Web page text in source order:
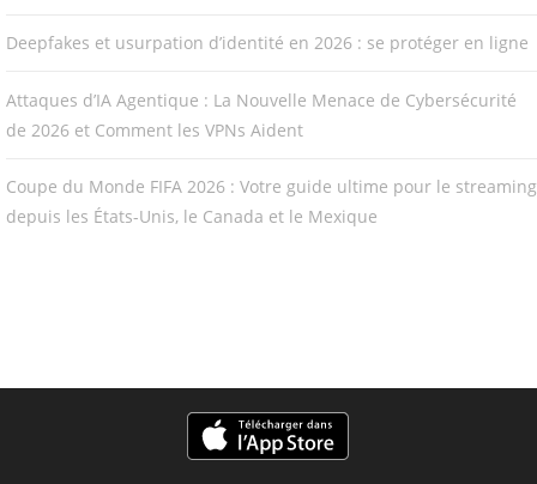
Deepfakes et usurpation d’identité en 2026 : se protéger en ligne
Attaques d’IA Agentique : La Nouvelle Menace de Cybersécurité
de 2026 et Comment les VPNs Aident
Coupe du Monde FIFA 2026 : Votre guide ultime pour le streaming
depuis les États-Unis, le Canada et le Mexique